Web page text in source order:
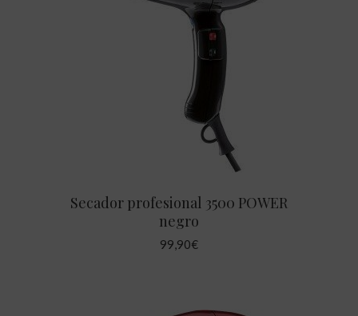
AÑADIR AL CARRITO
Secador profesional 3500 POWER
negro
99,90€